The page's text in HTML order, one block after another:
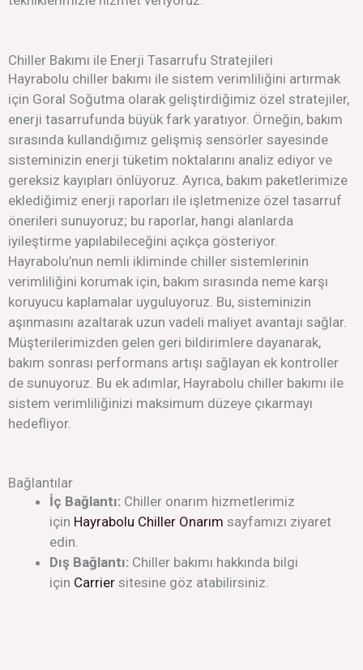
Chiller Bakımı ile Enerji Tasarrufu Stratejileri
Hayrabolu chiller bakımı ile sistem verimliliğini artırmak
için Goral Soğutma olarak geliştirdiğimiz özel stratejiler,
enerji tasarrufunda büyük fark yaratıyor. Örneğin, bakım
sırasında kullandığımız gelişmiş sensörler sayesinde
sisteminizin enerji tüketim noktalarını analiz ediyor ve
gereksiz kayıpları önlüyoruz. Ayrıca, bakım paketlerimize
eklediğimiz enerji raporları ile işletmenize özel tasarruf
önerileri sunuyoruz; bu raporlar, hangi alanlarda
iyileştirme yapılabileceğini açıkça gösteriyor.
Hayrabolu’nun nemli ikliminde chiller sistemlerinin
verimliliğini korumak için, bakım sırasında neme karşı
koruyucu kaplamalar uyguluyoruz. Bu, sisteminizin
aşınmasını azaltarak uzun vadeli maliyet avantajı sağlar.
Müşterilerimizden gelen geri bildirimlere dayanarak,
bakım sonrası performans artışı sağlayan ek kontroller
de sunuyoruz. Bu ek adımlar, Hayrabolu chiller bakımı ile
sistem verimliliğinizi maksimum düzeye çıkarmayı
hedefliyor.
Bağlantılar
İç Bağlantı: Chiller onarım hizmetlerimiz
için Hayrabolu Chiller Onarım sayfamızı ziyaret
edin.
Dış Bağlantı: Chiller bakımı hakkında bilgi
için Carrier sitesine göz atabilirsiniz.